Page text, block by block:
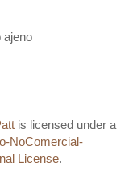
ajeno
is licensed under a
NoComercial-
License.